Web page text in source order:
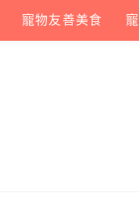
寵物友善美食